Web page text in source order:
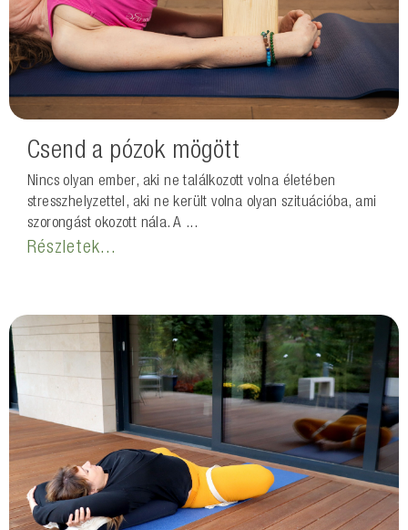
Csend a pózok mögött
Nincs olyan ember, aki ne találkozott volna életében
stresszhelyzettel, aki ne került volna olyan szituációba, ami
szorongást okozott nála. A ...
Részletek...